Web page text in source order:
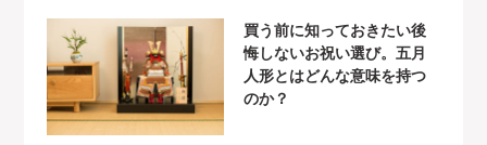
買う前に知っておきたい後
悔しないお祝い選び。五月
人形とはどんな意味を持つ
のか？